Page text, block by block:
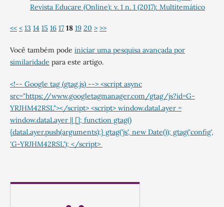
Revista Educare (Online): v. 1 n. 1 (2017): Multitemático
<< < 13 14 15 16 17 18 19 20 > >>
Você também pode iniciar uma pesquisa avançada por
similaridade para este artigo.
<!-- Google tag (gtag.js) --> <script async
src="https://www.googletagmanager.com/gtag/js?id=G-
YRJHM42RSL"></script> <script> window.dataLayer =
window.dataLayer || []; function gtag()
{dataLayer.push(arguments);} gtag('js', new Date()); gtag('config',
'G-YRJHM42RSL'); </script>